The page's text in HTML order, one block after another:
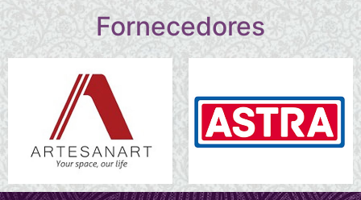
Fornecedores